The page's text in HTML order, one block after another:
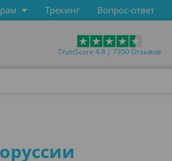
Трекинг Вопрос-ответ
TrustScore 4.8 | 7350 Отзывов